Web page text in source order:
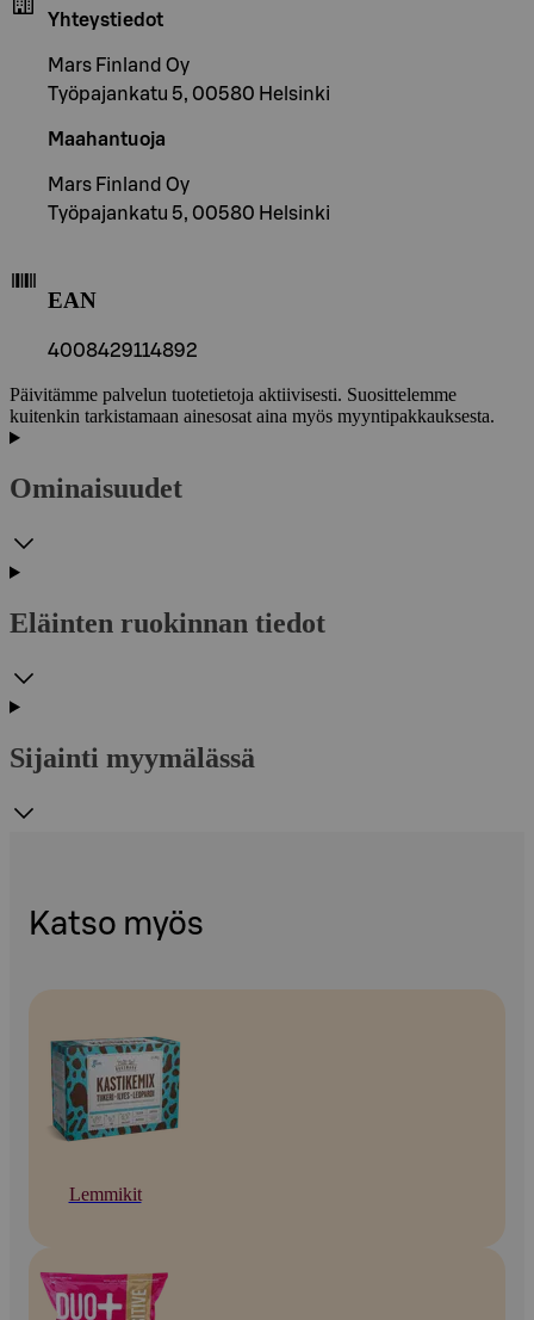
Yhteystiedot
Mars Finland Oy
Työpajankatu 5, 00580 Helsinki
Maahantuoja
Mars Finland Oy
Työpajankatu 5, 00580 Helsinki
EAN
4008429114892
Päivitämme palvelun tuotetietoja aktiivisesti. Suosittelemme
kuitenkin tarkistamaan ainesosat aina myös myyntipakkauksesta.
Ominaisuudet
Eläinten ruokinnan tiedot
Sijainti myymälässä
Katso myös
Lemmikit